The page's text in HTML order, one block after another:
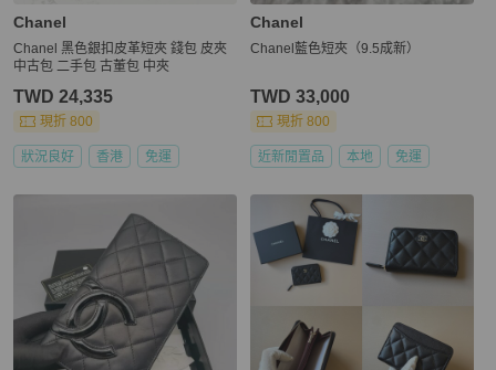
Chanel
Chanel 黑色銀扣皮革短夾 錢包 皮夾
中古包 二手包 古董包 中夾
TWD 24,335
現折 800
狀況良好 香港 免運
Chanel
Chanel藍色短夾（9.5成新）
TWD 33,000
現折 800
近新閒置品 本地 免運